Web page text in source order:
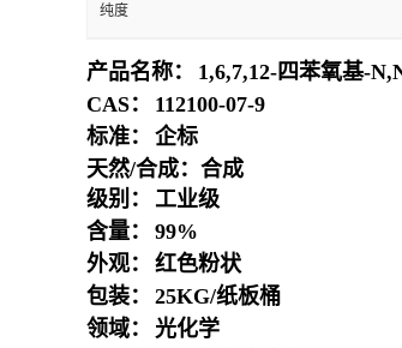
纯度
产品名称：
1,6,7,12-四苯氧基-
CAS：
112100-07-9
标准：
企标
天然/合成：合成
级别：
工业级
含量：
99%
外观：
红色粉状
包装：
25KG/纸板桶
领域：
光化学